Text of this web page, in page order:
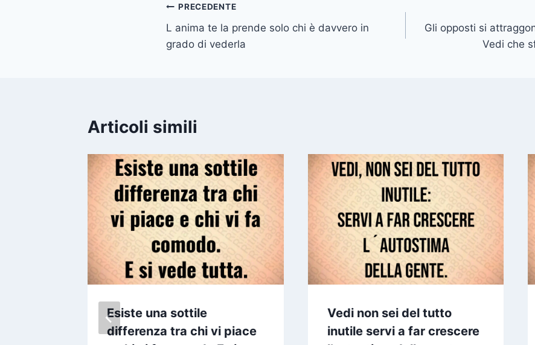
Navigazione
articoli
PRECEDENTE
L anima te la prende solo chi è davvero in
grado di vederla
Gli opposti si
Vedi che
Articoli simili
Esiste una sottile
differenza tra chi vi piace
Vedi non sei del tutto
inutile servi a far crescere